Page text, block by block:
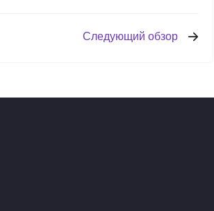
Следующий обзор